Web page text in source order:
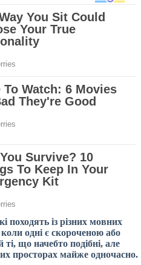
походять із різних мовних
одні є скороченою або
що начебто подібні, але
просторах майже одночасно.